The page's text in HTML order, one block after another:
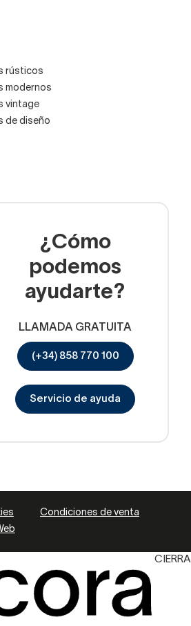
rústicos
modernos
vintage
de diseño
¿Cómo
podemos
ayudarte?
LLAMADA GRATUITA
(+34) 858 770 100
Servicio de ayuda
Condiciones de venta
CIERRA